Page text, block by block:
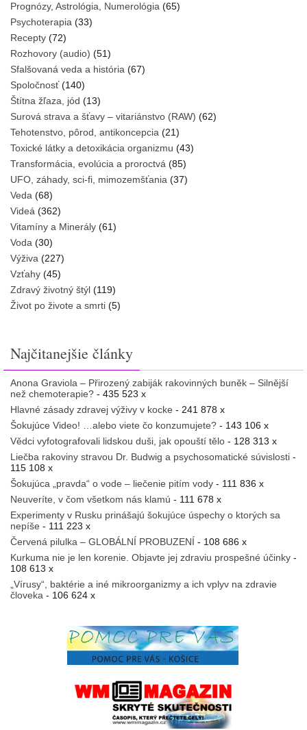
Prognózy, Astrológia, Numerológia (65)
Psychoterapia (33)
Recepty (72)
Rozhovory (audio) (51)
Sfalšovaná veda a história (67)
Spoločnosť(140)
Štítna žľaza, jód (13)
Surová strava a šťavy – vitariánstvo (RAW) (62)
Tehotenstvo, pôrod, antikoncepcia (21)
Toxické látky a detoxikácia organizmu (43)
Transformácia, evolúcia a proroctvá (85)
UFO, záhady, sci-fi, mimozemšťania (37)
Veda (68)
Videá (362)
Vitamíny a Minerály (61)
Voda (30)
Výživa (227)
Vzťahy (45)
Zdravý životný štýl (119)
Život po živote a smrti (5)
Najčitanejšie články
Anona Graviola – Přirozený zabiják rakovinných buněk – Silnější
než chemoterapie? - 435 523 x
Hlavné zásady zdravej výživy v kocke - 241 878 x
Šokujúce Video! …alebo viete čo konzumujete? - 143 106 x
Vědci vyfotografovali lidskou duši, jak opouští tělo - 128 313 x
Liečba rakoviny stravou Dr. Budwig a psychosomatické súvislosti -
115 108 x
Šokujúca „pravda“ o vode – liečenie pitím vody - 111 836 x
Neuveríte, v čom všetkom nás klamú - 111 678 x
Experimenty v Rusku prinášajú šokujúce úspechy o ktorých sa
nepíše - 111 223 x
Červená pilulka – GLOBÁLNÍ PROBUZENÍ - 108 686 x
Kurkuma nie je len korenie. Objavte jej zdraviu prospešné účinky -
108 613 x
„Vírusy“, baktérie a iné mikroorganizmy a ich vplyv na zdravie
človeka - 106 624 x